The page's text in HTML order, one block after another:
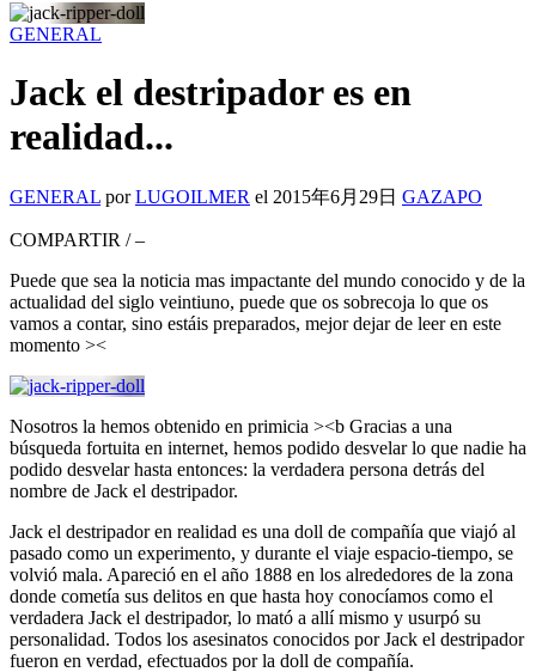
GENERAL
Jack el destripador es en
realidad...
GENERAL por LUGOILMER el 2015年6月29日 GAZAPO
COMPARTIR / –
Puede que sea la noticia mas impactante del mundo conocido y de la
actualidad del siglo veintiuno, puede que os sobrecoja lo que os
vamos a contar, sino estáis preparados, mejor dejar de leer en este
momento ><
Nosotros la hemos obtenido en primicia ><b Gracias a una
búsqueda fortuita en internet, hemos podido desvelar lo que nadie ha
podido desvelar hasta entonces: la verdadera persona detrás del
nombre de Jack el destripador.
Jack el destripador en realidad es una doll de compañía que viajó al
pasado como un experimento, y durante el viaje espacio-tiempo, se
volvió mala. Apareció en el año 1888 en los alrededores de la zona
donde cometía sus delitos en que hasta hoy conocíamos como el
verdadera Jack el destripador, lo mató a allí mismo y usurpó su
personalidad. Todos los asesinatos conocidos por Jack el destripador
fueron en verdad, efectuados por la doll de compañía.